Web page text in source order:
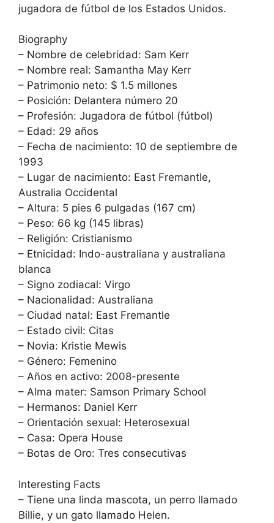
jugadora de fútbol de los Estados Unidos.
Biography
– Nombre de celebridad: Sam Kerr
– Nombre real: Samantha May Kerr
– Patrimonio neto: $ 1.5 millones
– Posición: Delantera número 20
– Profesión: Jugadora de fútbol (fútbol)
– Edad: 29 años
– Fecha de nacimiento: 10 de septiembre de
1993
– Lugar de nacimiento: East Fremantle,
Australia Occidental
– Altura: 5 pies 6 pulgadas (167 cm)
– Peso: 66 kg (145 libras)
– Religión: Cristianismo
– Etnicidad: Indo-australiana y australiana
blanca
– Signo zodiacal: Virgo
– Nacionalidad: Australiana
– Ciudad natal: East Fremantle
– Estado civil: Citas
– Novia: Kristie Mewis
– Género: Femenino
– Años en activo: 2008-presente
– Alma mater: Samson Primary School
– Hermanos: Daniel Kerr
– Orientación sexual: Heterosexual
– Casa: Opera House
– Botas de Oro: Tres consecutivas
Interesting Facts
– Tiene una linda mascota, un perro llamado
Billie, y un gato llamado Helen.